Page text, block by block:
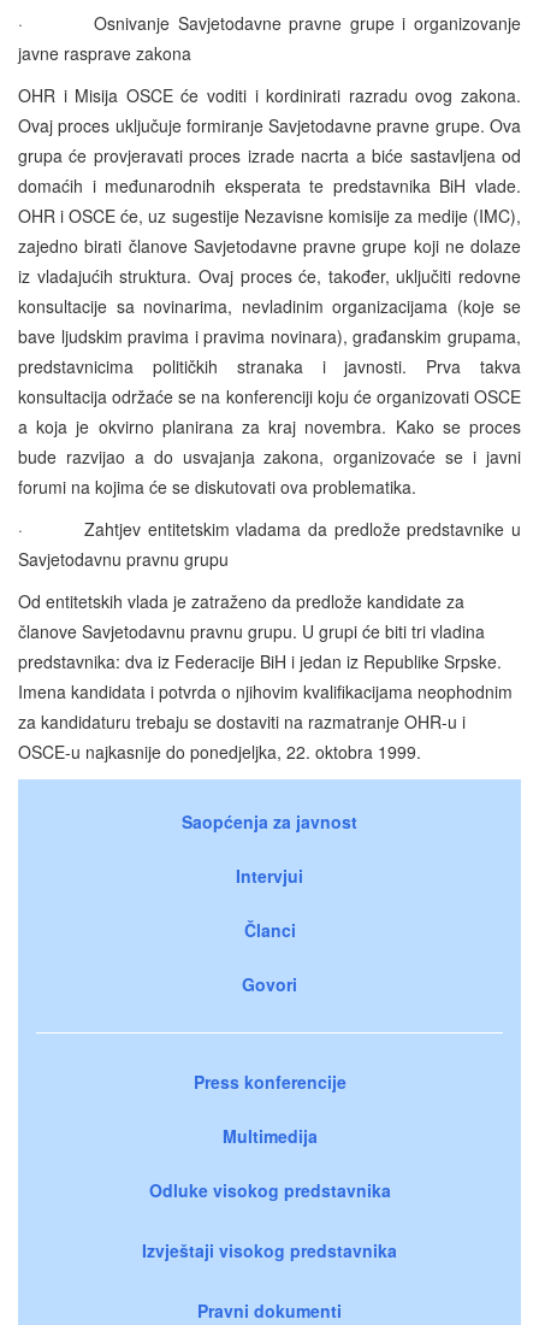
· Osnivanje Savjetodavne pravne grupe i organizovanje
javne rasprave zakona
OHR i Misija OSCE će voditi i kordinirati razradu ovog zakona.
Ovaj proces uključuje formiranje Savjetodavne pravne grupe. Ova
grupa će provjeravati proces izrade nacrta a biće sastavljena od
domaćih i međunarodnih eksperata te predstavnika BiH vlade.
OHR i OSCE će, uz sugestije Nezavisne komisije za medije (IMC),
zajedno birati članove Savjetodavne pravne grupe koji ne dolaze
iz vladajućih struktura. Ovaj proces će, također, uključiti redovne
konsultacije sa novinarima, nevladinim organizacijama (koje se
bave ljudskim pravima i pravima novinara), građanskim grupama,
predstavnicima političkih stranaka i javnosti. Prva takva
konsultacija održaće se na konferenciji koju će organizovati OSCE
a koja je okvirno planirana za kraj novembra. Kako se proces
bude razvijao a do usvajanja zakona, organizovaće se i javni
forumi na kojima će se diskutovati ova problematika.
· Zahtjev entitetskim vladama da predlože predstavnike u
Savjetodavnu pravnu grupu
Od entitetskih vlada je zatraženo da predlože kandidate za
članove Savjetodavnu pravnu grupu. U grupi će biti tri vladina
predstavnika: dva iz Federacije BiH i jedan iz Republike Srpske.
Imena kandidata i potvrda o njihovim kvalifikacijama neophodnim
za kandidaturu trebaju se dostaviti na razmatranje OHR-u i
OSCE-u najkasnije do ponedjeljka, 22. oktobra 1999.
Saopćenja za javnost
Intervjui
Članci
Govori
Press konferencije
Multimedija
Odluke visokog predstavnika
Izvještaji visokog predstavnika
Pravni dokumenti